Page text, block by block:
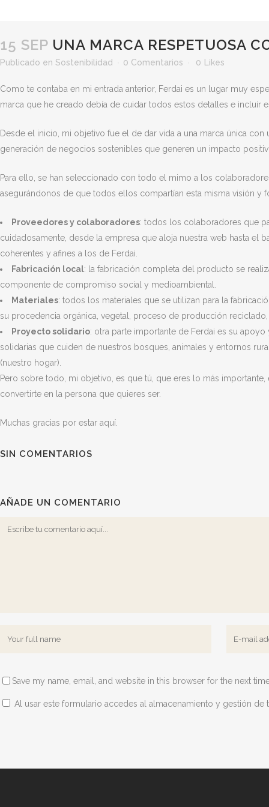
15 SEP UNA MARCA RESPETUOSA
Publicado en Sostenibilidad 0 Comentarios 0 Likes
Como te contaba en mi entrada anterior, Ferdai es un lugar muy
marca que he creado debía de cuidar todos estos detalles e incluir
Desde el inicio, mi objetivo fue el de dar vida a una marca única
generación de negocios sostenibles que generen un impacto
Para ello, se han seleccionado con todo el mimo a los
asegurándonos de que todos ellos compartían esta misma visión y
Proveedores y colaboradores: todos los colaboradores que
cuidadosamente, desde la empresa que aloja nuestra web hasta
coherentes y afines a los de Ferdai.
Fabricación local: la fabricación completa del producto se
componente de compromiso social y medioambiental.
Materiales: todos los materiales que se utilizan para la
su procedencia orgánica, vegetal, proceso de producción reciclado,
Proyecto solidario: otra parte importante de Ferdai es su
solidarias que cuiden de nuestros bosques, animales y entornos
(nuestro hogar).
Pero sobre todo, mi objetivo, es que tú, que eres lo más
convertirte en la persona que quieres ser.
Muchas gracias por estar aquí.
SIN COMENTARIOS
AÑADE UN COMENTARIO
Save my name, email, and website in this browser for the next
Al usar este formulario accedes al almacenamiento y gestión